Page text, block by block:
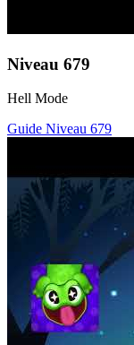
Niveau 679
Hell Mode
Guide Niveau 679